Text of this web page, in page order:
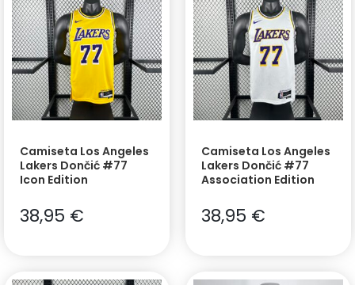
Camiseta Los Angeles
Lakers Dončić #77
Icon Edition
38,95 €
Camiseta Los Angeles
Lakers Dončić #77
Association Edition
38,95 €